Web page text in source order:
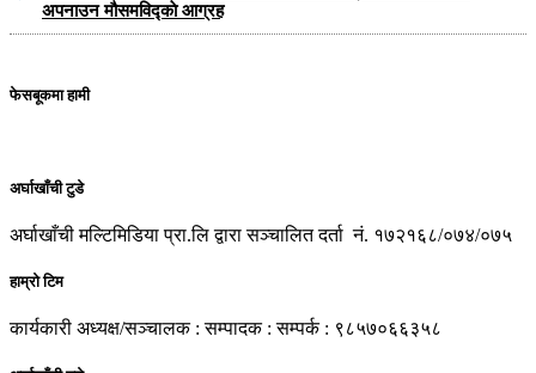
अपनाउन मौसमविद्काे आग्रह
फेसबूकमा हामी
अर्घाखाँची टुडे
अर्घाखाँची मल्टिमिडिया प्रा.लि द्वारा सञ्चालित दर्ता नं. १७२१६८/०७४/०७५
हाम्रो टिम
कार्यकारी अध्यक्ष/सञ्चालक : सम्पादक : सम्पर्क : ९८५७०६६३५८